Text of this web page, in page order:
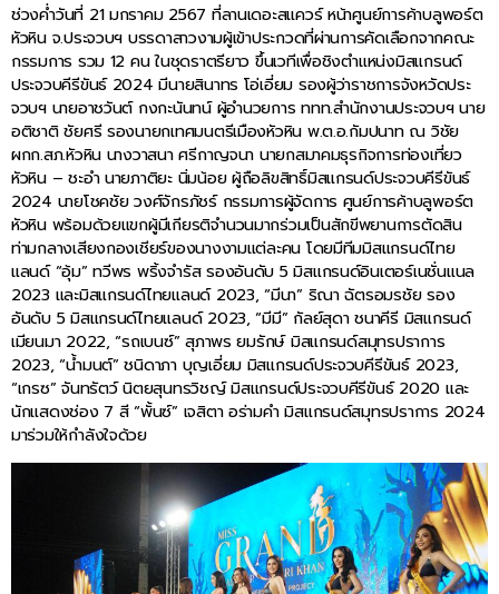
ช่วงค่ำวันที่ 21 มกราคม 2567 ที่ลานเดอะสแควร์ หน้าศูนย์การค้าบลูพอร์ต
หัวหิน จ.ประจวบฯ บรรดาสาวงามผู้เข้าประกวดที่ผ่านการคัดเลือกจากคณะ
กรรมการ รวม 12 คน ในชุดราตรียาว ขึ้นเวทีเพื่อชิงตำแหน่งมิสแกรนด์
ประจวบคีรีขันธ์ 2024 มีนายสินาทร โอ่เอี่ยม รองผู้ว่าราชการจังหวัดประ
จวบฯ นายอาชวันต์ กงกะนันทน์ ผู้อำนวยการ ททท.สำนักงานประจวบฯ นาย
อติชาติ ชัยศรี รองนายกเทศมนตรีเมืองหัวหิน พ.ต.อ.กัมปนาท ณ วิชัย
ผกก.สภ.หัวหิน นางวาสนา ศรีกาญจนา นายกสมาคมธุรกิจการท่องเที่ยว
หัวหิน – ชะอำ นายภาติยะ นิ่มน้อย ผู้ถือลิขสิทธิ์มิสแกรนด์ประจวบคีรีขันธ์
2024 นายโชคชัย วงศ์จักรภัชร์ กรรมการผู้จัดการ ศูนย์การค้าบลูพอร์ต
หัวหิน พร้อมด้วยแขกผู้มีเกียรติจำนวนมากร่วมเป็นสักขีพยานการตัดสิน
ท่ามกลางเสียงกองเชียร์ของนางงามแต่ละคน โดยมีทีมมิสแกรนด์ไทย
แลนด์ “อุ้ม” ทวีพร พริ้งจำรัส รองอันดับ 5 มิสแกรนด์อินเตอร์เนชั่นแนล
2023 และมิสแกรนด์ไทยแลนด์ 2023, “มีนา” ริณา ฉัตรอมรชัย รอง
อันดับ 5 มิสแกรนด์ไทยแลนด์ 2023, “มีมี” กัลย์สุดา ชนาคีรี มิสแกรนด์
เมียนมา 2022, “รถเบนซ์” สุภาพร ยมรักษ์ มิสแกรนด์สมุทรปราการ
2023, “น้ำมนต์” ชนิดาภา บุญเอี่ยม มิสแกรนด์ประจวบคีรีขันธ์ 2023,
“เกรซ” จันทรัตว์ นิตยสุนทรวิชญ์ มิสแกรนด์ประจวบคีรีขันธ์ 2020 และ
นักแสดงช่อง 7 สี “พั้นซ์” เจสิตา อร่ามคำ มิสแกรนด์สมุทรปราการ 2024
มาร่วมให้กำลังใจด้วย